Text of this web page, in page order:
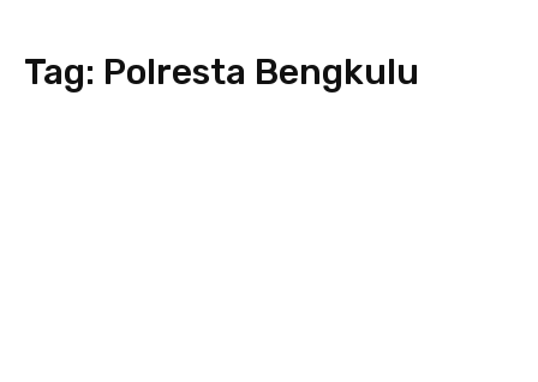
Tag: Polresta Bengkulu